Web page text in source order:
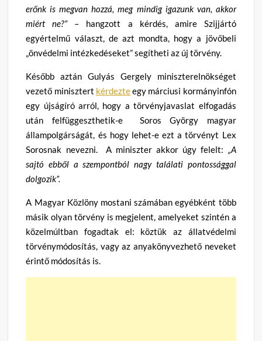
erőnk is megvan hozzá, meg mindig igazunk van, akkor
miért ne?”– hangzott a kérdés, amire Szijjártó
egyértelmű választ, de azt mondta, hogy a jövőbeli
„önvédelmi intézkedéseket” segítheti az új törvény.
Később aztán Gulyás Gergely miniszterelnökséget
vezető minisztert kérdezteegy márciusi kormányinfón
egy újságíró arról, hogy a törvényjavaslat elfogadás
után felfüggeszthetik-e Soros György magyar
állampolgárságát, és hogy lehet-e ezt a törvényt Lex
Sorosnak nevezni. A miniszter akkor úgy felelt: „A
sajtó ebből a szempontból nagy találati pontossággal
dolgozik”.
A Magyar Közlöny mostani számában egyébként több
másik olyan törvény is megjelent, amelyeket szintén a
közelmúltban fogadtak el: köztük az állatvédelmi
törvénymódosítás, vagy az anyakönyvezhető neveket
érintő módosítás is.